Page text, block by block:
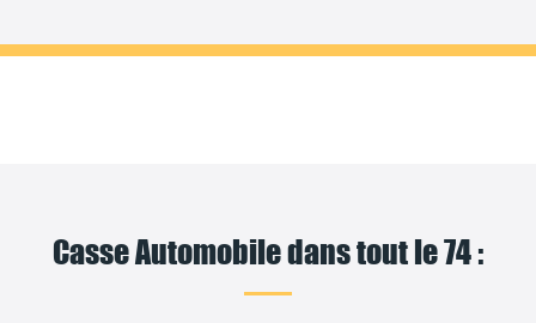
Casse Automobile dans tout le 74 :